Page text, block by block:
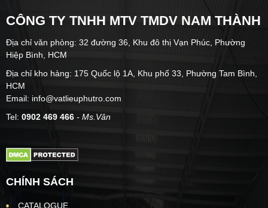
CÔNG TY TNHH MTV TMDV NAM THÀNH
Địa chỉ văn phòng: 32 đường 36, Khu đô thị Vạn Phúc, Phường
Hiệp Bình, HCM
Địa chỉ kho hàng: 175 Quốc lộ 1A, Khu phố 33, Phường Tam Bình,
HCM
Email: info@vatlieuphutro.com
Tel: 0902 469 466 - Ms.Vân
CHÍNH SÁCH
CATALOGUE